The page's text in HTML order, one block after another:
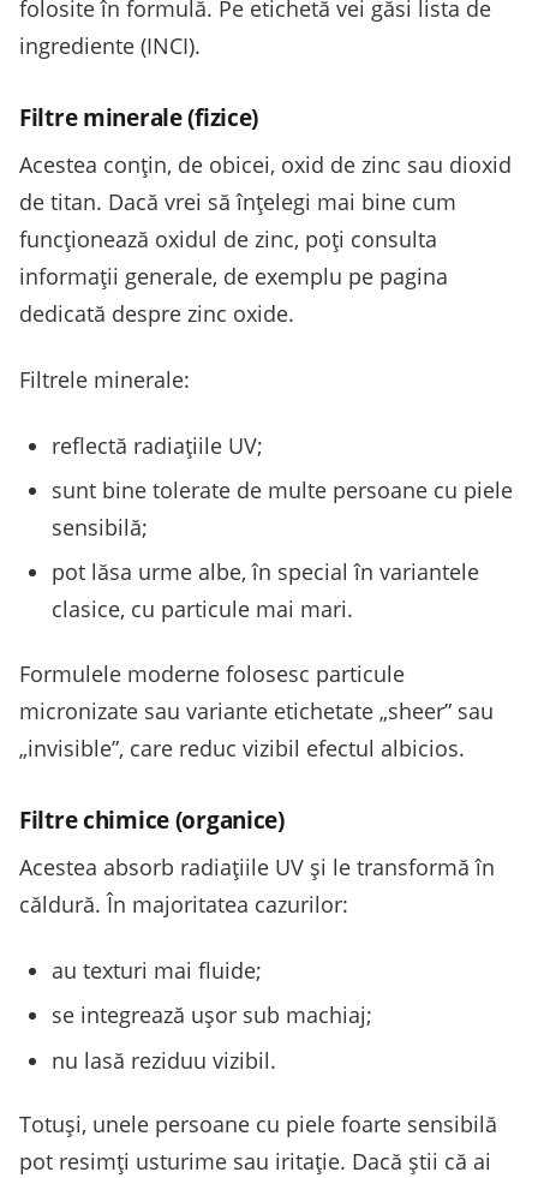
folosite în formulă. Pe etichetă vei găsi lista de
ingrediente (INCI).
Filtre minerale (fizice)
Acestea conțin, de obicei, oxid de zinc sau dioxid
de titan. Dacă vrei să înțelegi mai bine cum
funcționează oxidul de zinc, poți consulta
informații generale, de exemplu pe pagina
dedicată despre zinc oxide.
Filtrele minerale:
reflectă radiațiile UV;
sunt bine tolerate de multe persoane cu piele
sensibilă;
pot lăsa urme albe, în special în variantele
clasice, cu particule mai mari.
Formulele moderne folosesc particule
micronizate sau variante etichetate „sheer” sau
„invisible”, care reduc vizibil efectul albicios.
Filtre chimice (organice)
Acestea absorb radiațiile UV și le transformă în
căldură. În majoritatea cazurilor:
au texturi mai fluide;
se integrează ușor sub machiaj;
nu lasă reziduu vizibil.
Totuși, unele persoane cu piele foarte sensibilă
pot resimți usturime sau iritație. Dacă știi că ai